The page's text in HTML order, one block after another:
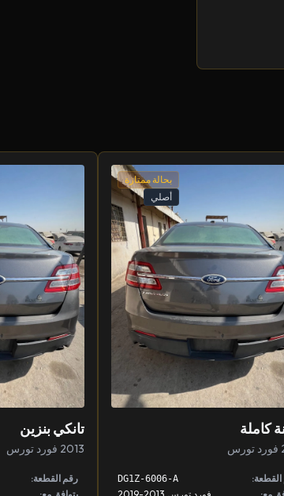
بحالة ممتازة
أصلي
كاملة
DG1Z-6006-A
تانكي بنزين
2013 فورد تورس
رقم القطعة: